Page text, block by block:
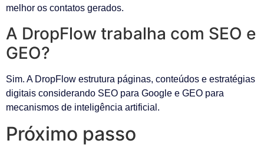
melhor os contatos gerados.
A DropFlow trabalha com SEO e
GEO?
Sim. A DropFlow estrutura páginas, conteúdos e estratégias
digitais considerando SEO para Google e GEO para
mecanismos de inteligência artificial.
Próximo passo